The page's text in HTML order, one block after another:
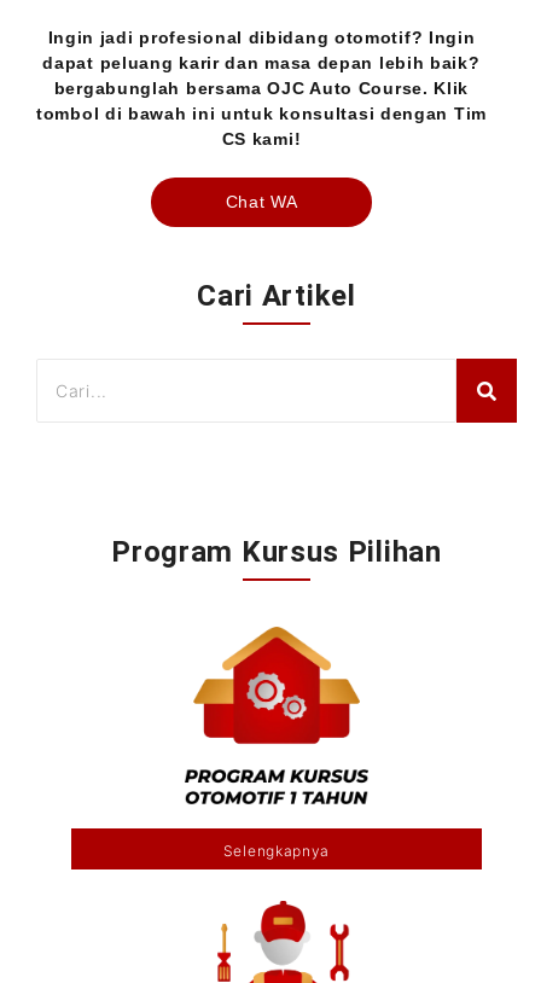
Ingin jadi profesional dibidang otomotif? Ingin
dapat peluang karir dan masa depan lebih baik?
bergabunglah bersama OJC Auto Course. Klik
tombol di bawah ini untuk konsultasi dengan Tim
CS kami!
Chat WA
Cari Artikel
Program Kursus Pilihan
Selengkapnya